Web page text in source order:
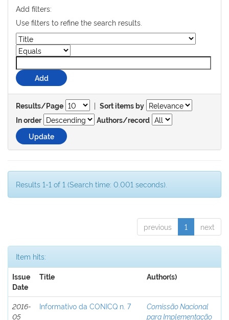
Add filters:
Use filters to refine the search results.
Results/Page | Sort items by
In order
Authors/record
Results 1-1 of 1 (Search time: 0.001 seconds).
previous 1 next
Item hits:
Issue
Date
Title Author(s)
2016-
05
Informativo da CONICQ n. 7
Comissão Nacional
para Implementação